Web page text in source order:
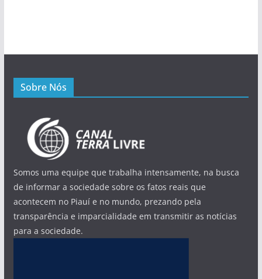
Sobre Nós
Somos uma equipe que trabalha intensamente, na busca
de informar a sociedade sobre os fatos reais que
acontecem no Piauí e no mundo, prezando pela
transparência e imparcialidade em transmitir as notícias
para a sociedade.